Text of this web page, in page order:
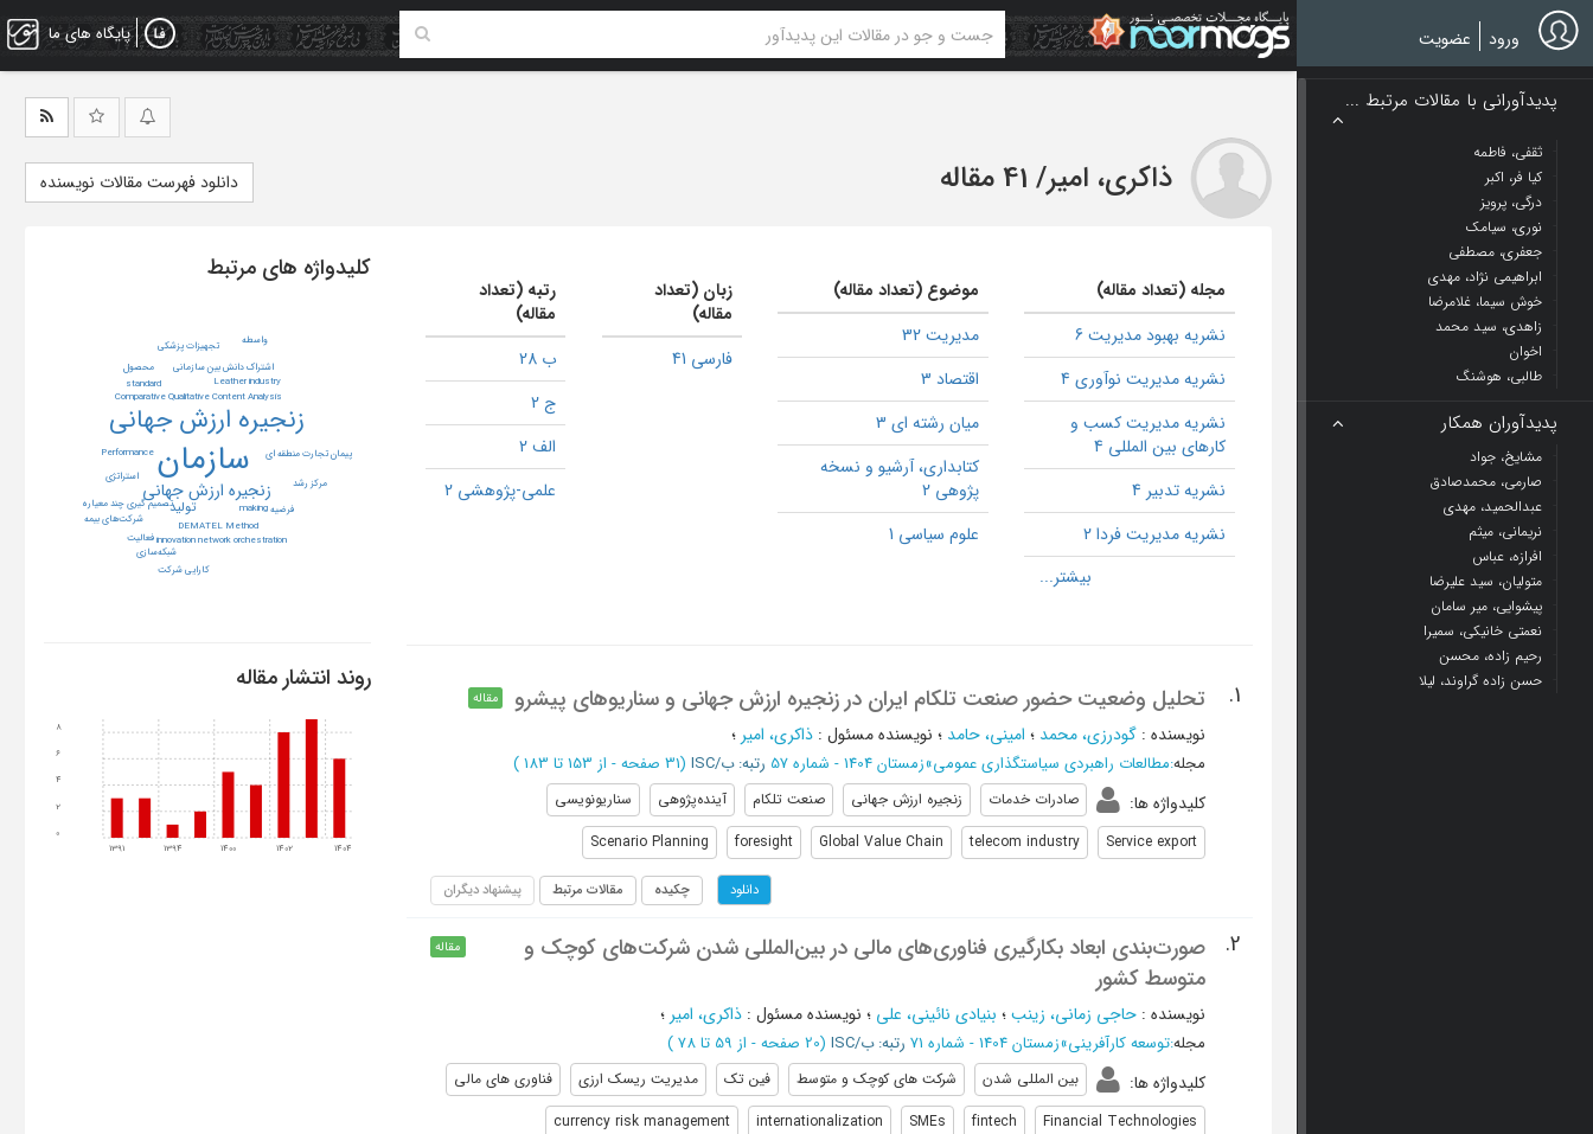
Skip
to
main
پایگاه های ما ورود عضویت
پدیدآورانی با مقالات مرتبط ...
ثقفی، فاطمه
کیا فر، اکبر
درگی، پرویز
نوری، سیامک
جعفری، مصطفی
ابراهیمی نژاد، مهدی
خوش سیما، غلامرضا
زاهدی، سید محمد
اخوان
طالبی، هوشنگ
پدیدآوران همکار
مشایخ، جواد
صارمی، محمدصادق
عبدالحمید، مهدی
نریمانی، میثم
افرازه، عباس
متولیان، سید علیرضا
پیشوایی، میر سامان
نعمتی خانیکی، سمیرا
رحیم زاده، محسن
حسن زاده گراوند، لیلا
ذاکری، امیر/ 41 مقاله دانلود فهرست مقالات نویسنده
مجله (تعداد مقاله)
نشریه بهبود مدیریت 6
نشریه مدیریت نوآوری 4
نشریه مدیریت کسب و
کارهای بین المللی 4
نشریه تدبیر 4
نشریه مدیریت فردا 2
موضوع (تعداد مقاله)
مدیریت 32
اقتصاد 3
میان رشته ای 3
كتابداری، آرشیو و نسخه
پژوهی 2
علوم سیاسی 1
زبان (تعداد
مقاله)
فارسی 41
رتبه (تعداد
مقاله)
ب 28
ج 2
الف 2
علمی-پژوهشی 2
1. تحلیل وضعیت حضور صنعت تلکام ایران در زنجیره ارزش جهانی و سناریوهای پیشرو مقاله
نویسنده : گودرزی، محمد ؛ امینی، حامد ؛ نویسنده مسئول : ذاکری، امیر ؛
مجله:مطالعات راهبردی سیاستگذاری عمومی»زمستان 1404 - شماره 57 رتبه: ب/ISC (‎31 صفحه - از 153 تا 183 )
کلیدواژه ها: صادرات خدمات زنجیره ارزش جهانی صنعت تلکام آینده‌پژوهی
سناریو‌نویسی
Service export
telecom industry
Global Value Chain
foresight
Scenario Planning
دانلود چکیده مقالات مرتبط پیشنهاد دیگران
2.
صورت‌بندی ابعاد بکارگیری فناوری‌های مالی در بین‌المللی شدن شرکت‌های کوچک و
متوسط کشور
مقاله
نویسنده : حاجی زمانی، زینب؛ بنیادی نائینی، علی ؛ نویسنده مسئول : ذاکری، امیر ؛
مجله:توسعه کارآفرینی»زمستان 1404 - شماره 71 رتبه: ب/ISC (‎20 صفحه - از 59 تا 78 )
کلیدواژه ها: بین المللی شدن شرکت های کوچک و متوسط فین تک مدیریت ریسک ارزی
فناوری های مالی
Financial Technologies
fintech
SMEs
internationalization
currency risk management
کلیدواژه های مرتبط
سازمان
زنجیره ارزش جهانی
زنجیره ارزش جهانی
تولید
Comparative Qualitative Content Analysis
DEMATEL Method
innovation network orchestration
Leather industry
making
Performance
standard
اشتراک دانش بین سازمانی
پیمان تجارت منطقه ای
تصمیم گیری چند معیاره
مرکز رشد
استراتژی
تجهیزات پزشکی
شبکه‌سازی
شرکت‌های بیمه
فرضیه
فعالیت
محصول
واسطه
کارایی شرکت
روند انتشار مقاله
1391 1394 1400 1402 1404
0
2
4
6
8